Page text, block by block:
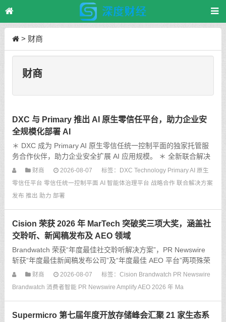
> 财商
财商
DXC 与 Primary 推出 AI 原生零信任平台，助力企业安
全规模化部署 AI
＊ DXC 成为 Primary AI 原生零信任统一控制平面的独家托管服
务合作伙伴，助力企业安全扩展 AI 应用规模。 ＊ 全新联合解决
方案可对 AI 智能体及企业 AI 应用程序的数据访问进行治理，同
财商 2026-08-07 标签： DXC Technology PrimaryAI 原生
零信任平台 零信任统一控制平面 AI 智能体治理平台 战略合作 联合解决方案
发布 推出 助力 部署
Cision 荣获 2026 年 MarTech 突破奖三项大奖，涵盖社
交聆听、新闻稿发布及 AEO 领域
Brandwatch 荣获“年度最佳社交聆听解决方案”，PR Newswire
斩获“年度最佳新闻稿发布公司”及“年度最佳 AEO 平台”两项殊荣
芝加哥2026年8月7日 美通社 －－ 全球消费者与媒体智能领域的
财商 2026-08-07 标签： Cision Brandwatch PR Newswire
Brandwatch 消费者智能 PR Newswire AmplifyAEO 2026 年 Ma
Supermicro 第七届年度开放存储峰会汇聚 21 家生态系